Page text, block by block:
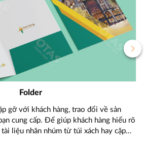
Folder
gỡ với khách hàng, trao đổi về sản
cung cấp. Để giúp khách hàng hiểu rõ
liệu nhăn nhúm từ túi xách hay cặp